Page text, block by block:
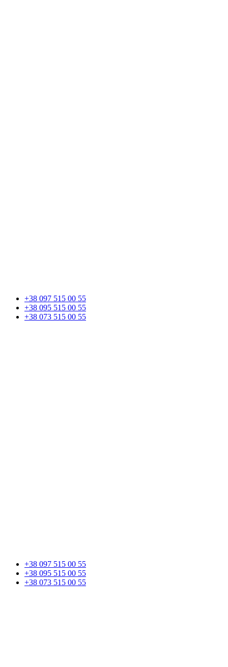
+38 097 515 00 55
+38 095 515 00 55
+38 073 515 00 55
+38 097 515 00 55
+38 095 515 00 55
+38 073 515 00 55